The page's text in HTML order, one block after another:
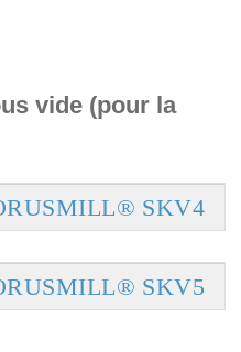
vide (pour la
SKV4
SKV5